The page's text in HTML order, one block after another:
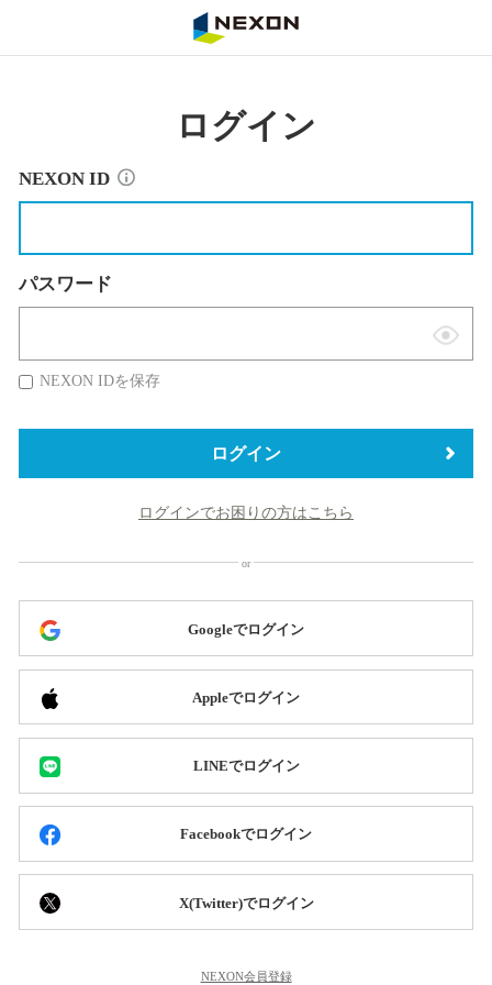
ログイン
NEXON ID
パスワード
表
替
NEXON IDを保存
ログイン
ログインでお困りの方はこちら
Googleでログイン
Appleでログイン
LINEでログイン
Facebookでログイン
X(Twitter)でログイン
NEXON会員登録